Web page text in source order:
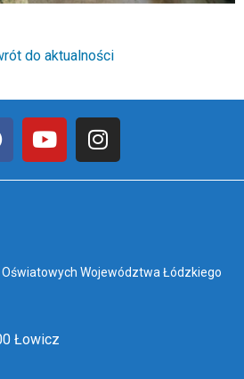
do aktualności
Oświatowych Województwa Łódzkiego
Łowicz